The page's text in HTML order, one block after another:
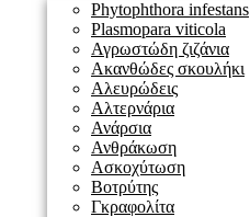
Phytophthora infestans
Plasmopara viticola
Αγρωστώδη ζιζάνια
Ακανθώδες σκουλήκι
Αλευρώδεις
Αλτερνάρια
Ανάρσια
Ανθράκωση
Ασκοχύτωση
Βοτρύτης
Γκραφολίτα